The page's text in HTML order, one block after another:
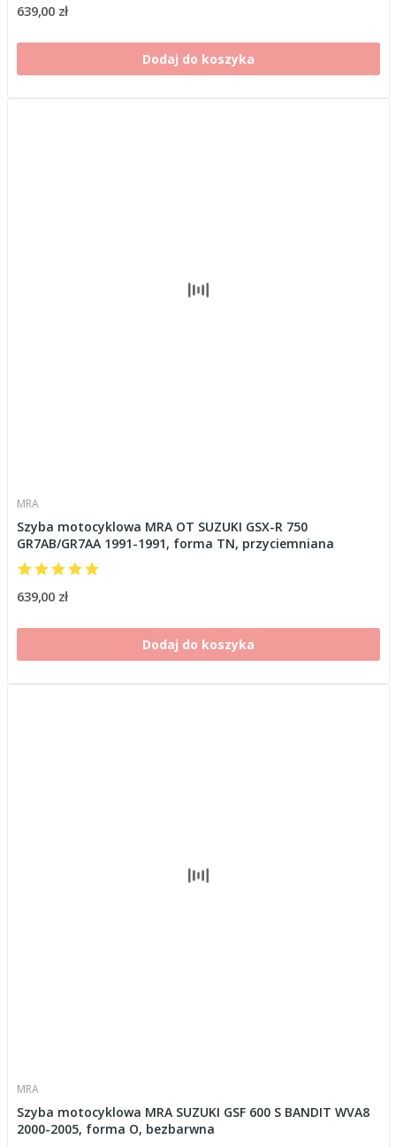
639,00 zł
Dodaj do koszyka
MRA
Szyba motocyklowa MRA OT SUZUKI GSX-R 750
GR7AB/GR7AA 1991-1991, forma TN, przyciemniana
639,00 zł
Dodaj do koszyka
MRA
Szyba motocyklowa MRA SUZUKI GSF 600 S BANDIT WVA8
2000-2005, forma O, bezbarwna